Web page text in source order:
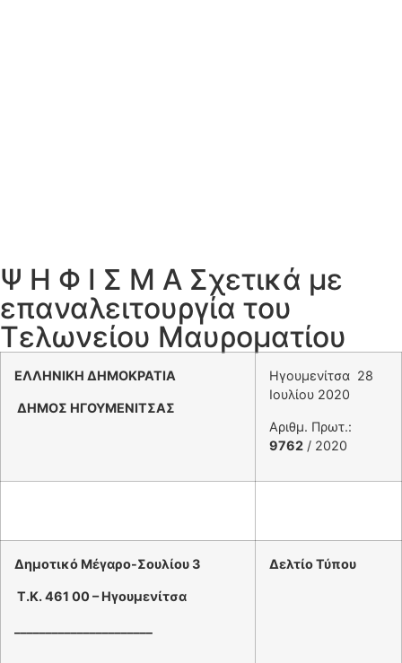
Ψ Η Φ Ι Σ Μ Α Σχετικά με
επαναλειτουργία του
Τελωνείου Μαυροματίου
ΕΛΛΗΝΙΚΗ ΔΗΜΟΚΡΑΤΙΑ
ΔΗΜΟΣ ΗΓΟΥΜΕΝΙΤΣΑΣ
Ηγουμενίτσα 28
Ιουλίου 2020
Αριθμ. Πρωτ.:
9762 / 2020
Δημοτικό Μέγαρο-Σουλίου 3
Τ.Κ. 461 00 – Ηγουμενίτσα
Δελτίο Τύπου